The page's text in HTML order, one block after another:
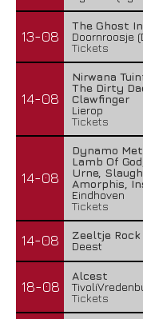
13-08
The Ghost
Doornroosje
Tickets
14-08
Nirwana
The Dirty
Clawfinger
Lierop
Tickets
14-08
Dynamo
Lamb Of
Urne,
Amorphis,
Eindhoven
Tickets
14-08
Zeeltje Rock
Deest
18-08
Alcest
Tickets